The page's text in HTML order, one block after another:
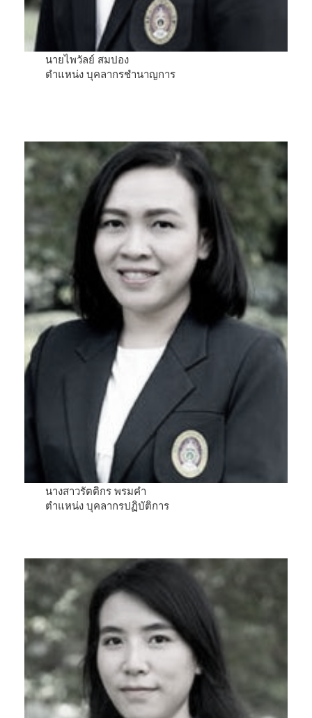
นายไพวัลย์ สมปอง
ตำแหน่ง บุคลากรชำนาญการ
นางสาวรัตติกร พรมคำ
ตำแหน่ง บุคลากรปฏิบัติการ